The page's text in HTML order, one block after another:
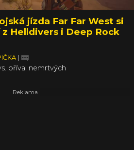
jízda Far Far West si
Helldivers i Deep Rock
příval nemrtvých